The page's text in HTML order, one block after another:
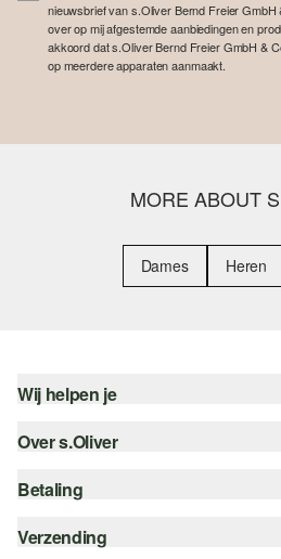
nieuwsbrief van s.Oliver Bernd Freier GmbH
over op mij afgestemde aanbiedingen en
akkoord dat s.Oliver Bernd Freier GmbH &
op meerdere apparaten aanmaakt.
MORE ABOUT
Dames Heren
Wij helpen je
Help - FAQ
Maattabel
Top categorieën
Over s.Oliver
Nieuwsbrief
s.Oliver Card
Betaling
Koop op rekening
Verzending